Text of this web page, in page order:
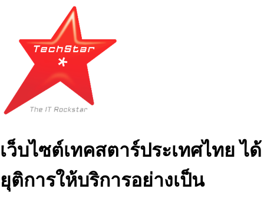
เว็บไซต์เทคสตาร์ประเทศไทย ได้
ยุติการให้บริการอย่างเป็น